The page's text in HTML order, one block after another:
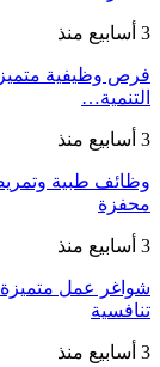
3 أسابيع منذ
فرص وظيفية متميزة
التنمية…
3 أسابيع منذ
وظائف طبية
محفزة
3 أسابيع منذ
شواغر عمل متميزة
تنافسية
3 أسابيع منذ